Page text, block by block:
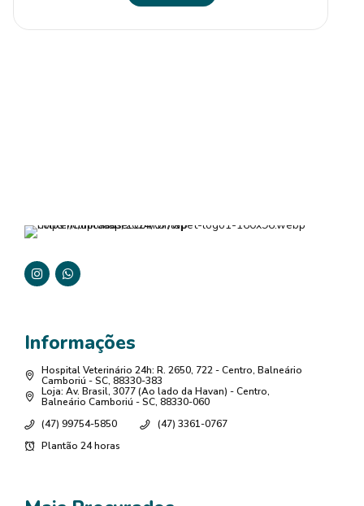
Informações
Hospital Veterinário 24h: R. 2650, 722 - Centro, Balneário
Camboriú - SC, 88330-383
Loja: Av. Brasil, 3077 (Ao lado da Havan) - Centro,
Balneário Camboriú - SC, 88330-060
(47) 99754-5850
(47) 3361-0767
Plantão 24 horas